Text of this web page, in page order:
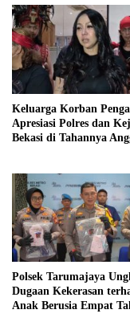
Keluarga Korban
Apresiasi Polres dan
Bekasi di Tahannya
Polsek Tarumajaya
Dugaan Kekerasan
Anak Berusia Empat